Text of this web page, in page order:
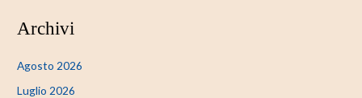
Archivi
Agosto 2026
Luglio 2026